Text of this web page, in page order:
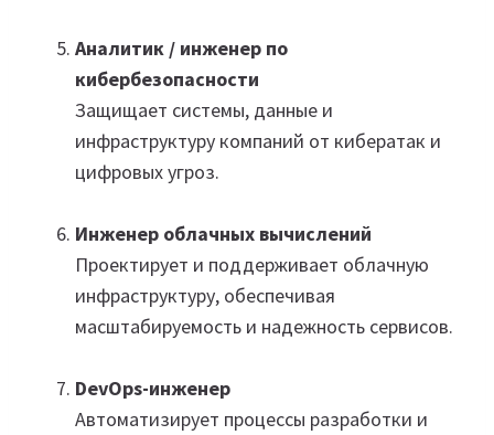
Аналитик / инженер по
кибербезопасности
Защищает системы, данные и
инфраструктуру компаний от кибератак и
цифровых угроз.
Инженер облачных вычислений
Проектирует и поддерживает облачную
инфраструктуру, обеспечивая
масштабируемость и надежность сервисов.
DevOps-инженер
Автоматизирует процессы разработки и